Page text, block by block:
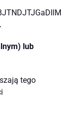
lub
tego